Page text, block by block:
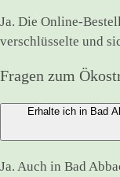
Ja. Die Online-
verschlüsselte und
Fragen zum
Erhalte ich in Bad
Ja. Auch in Bad